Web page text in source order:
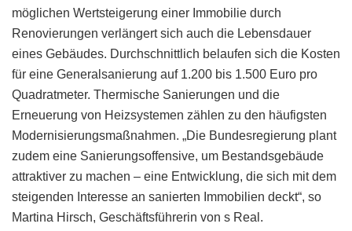
möglichen Wertsteigerung einer Immobilie durch
Renovierungen verlängert sich auch die Lebensdauer
eines Gebäudes. Durchschnittlich belaufen sich die Kosten
für eine Generalsanierung auf 1.200 bis 1.500 Euro pro
Quadratmeter. Thermische Sanierungen und die
Erneuerung von Heizsystemen zählen zu den häufigsten
Modernisierungsmaßnahmen. „Die Bundesregierung plant
zudem eine Sanierungsoffensive, um Bestandsgebäude
attraktiver zu machen – eine Entwicklung, die sich mit dem
steigenden Interesse an sanierten Immobilien deckt“, so
Martina Hirsch, Geschäftsführerin von s Real.